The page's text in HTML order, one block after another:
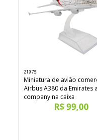
21978
Miniatura de avião
Airbus A380 da Emirates
company na caixa
R$ 99,00